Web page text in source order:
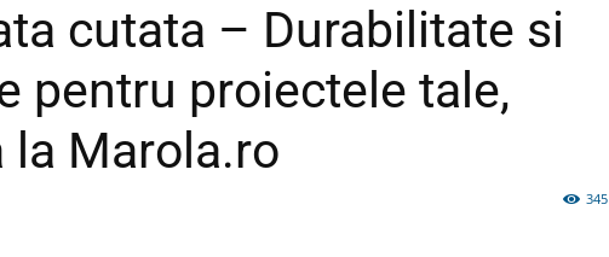
cutata – Durabilitate si
pentru proiectele tale,
Marola.ro
345